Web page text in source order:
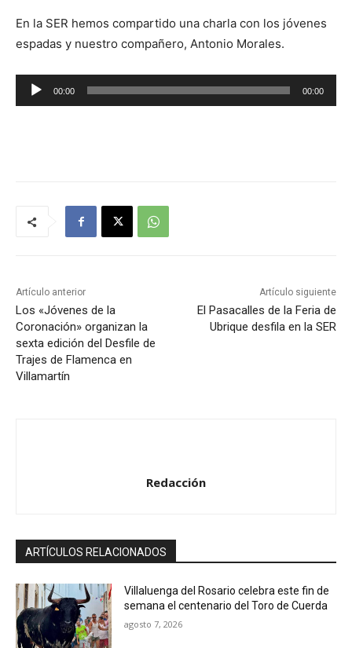
En la SER hemos compartido una charla con los jóvenes
espadas y nuestro compañero, Antonio Morales.
e
r
d
e
a
u
00:00 00:00
Artículo anterior
Los «Jóvenes de la
Coronación» organizan la
sexta edición del Desfile de
Trajes de Flamenca en
Villamartín
Artículo siguiente
El Pasacalles de la Feria de
Ubrique desfila en la SER
Redacción
ARTÍCULOS RELACIONADOS
Villaluenga del Rosario celebra este fin de
semana el centenario del Toro de Cuerda
agosto 7, 2026